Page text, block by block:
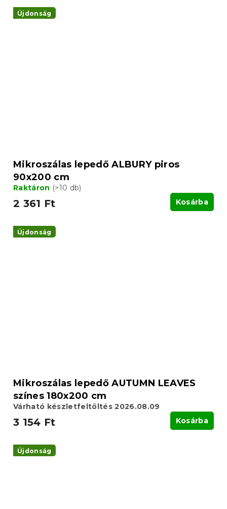
Újdonság
Mikroszálas lepedő ALBURY piros
90x200 cm
Raktáron (>10 db)
2 361 Ft Kosárba
Újdonság
Mikroszálas lepedő AUTUMN LEAVES
színes 180x200 cm
Várható készletfeltöltés 2026.08.09
3 154 Ft Kosárba
Újdonság